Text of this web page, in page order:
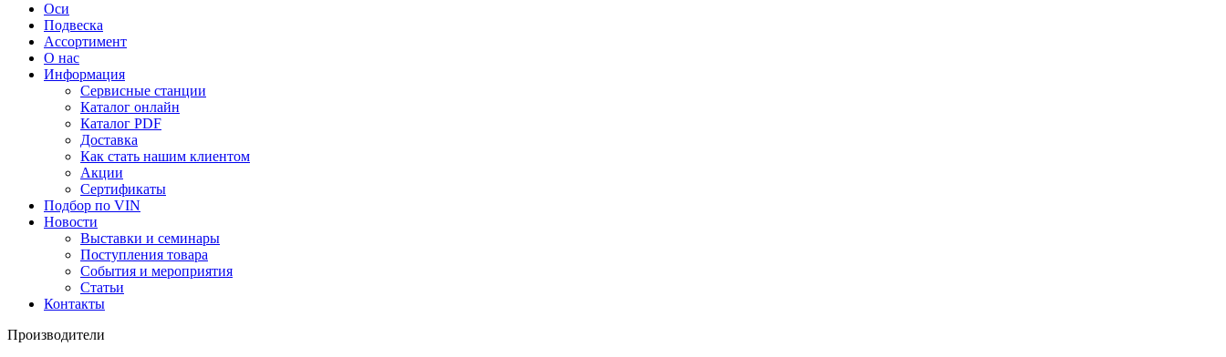
Оси
Подвеска
Ассортимент
О нас
Информация
Сервисные станции
Каталог онлайн
Каталог PDF
Доставка
Как стать нашим клиентом
Акции
Сертификаты
Подбор по VIN
Новости
Выставки и семинары
Поступления товара
События и мероприятия
Статьи
Контакты
Производители